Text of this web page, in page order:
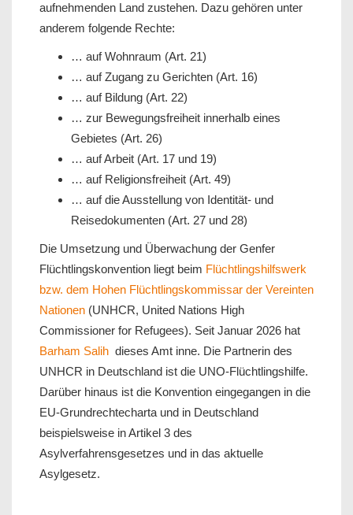
aufnehmenden Land zustehen. Dazu gehören unter
anderem folgende Rechte:
… auf Wohnraum (Art. 21)
… auf Zugang zu Gerichten (Art. 16)
… auf Bildung (Art. 22)
… zur Bewegungsfreiheit innerhalb eines
Gebietes (Art. 26)
… auf Arbeit (Art. 17 und 19)
… auf Religionsfreiheit (Art. 49)
… auf die Ausstellung von Identität- und
Reisedokumenten (Art. 27 und 28)
Die Umsetzung und Überwachung der Genfer
Flüchtlingskonvention liegt beim Flüchtlingshilfswerk
bzw. dem Hohen Flüchtlingskommissar der Vereinten
Nationen (UNHCR, United Nations High
Commissioner for Refugees). Seit Januar 2026 hat
Barham Salih dieses Amt inne. Die Partnerin des
UNHCR in Deutschland ist die UNO-Flüchtlingshilfe.
Darüber hinaus ist die Konvention eingegangen in die
EU-Grundrechtecharta und in Deutschland
beispielsweise in Artikel 3 des
Asylverfahrensgesetzes und in das aktuelle
Asylgesetz.